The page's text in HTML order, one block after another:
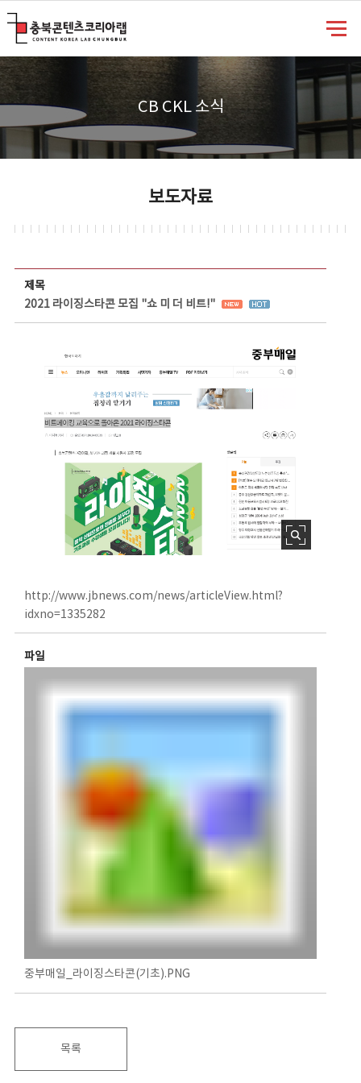
CB CKL 소식
보도자료
제목
2021 라이징스타콘 모집 "쇼 미 더 비트!"
http://www.jbnews.com/news/articleView.html?
idxno=1335282
파일
중부매일_라이징스타콘(기초).PNG
목록